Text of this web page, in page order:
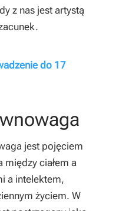
z nas jest artystą
do 17
jest pojęciem
ciałem a
a intelektem,
życiem. W